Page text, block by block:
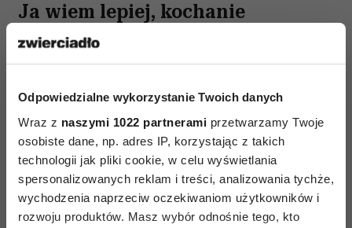
Odpowiedzialne wykorzystanie Twoich danych
Wraz z naszymi 1022 partnerami przetwarzamy Twoje
osobiste dane, np. adres IP, korzystając z takich
technologii jak pliki cookie, w celu wyświetlania
spersonalizowanych reklam i treści, analizowania tychże,
wychodzenia naprzeciw oczekiwaniom użytkowników i
rozwoju produktów. Masz wybór odnośnie tego, kto
Ja wiem lepiej, kochanie
Wybór partnera dużo młodszego to z kolei,
zdaniem psychologów, prognoza relacji
matczyno-synowskiej. Być może masz za sobą
despotycznym mężczyzną albo chcesz sprawdzić
swoją wartość na rynku matrymonialnym. A może
szukasz przygody? Dość masz nudziarzy
i przewidywalnych realistów. Jesteś ciekawa